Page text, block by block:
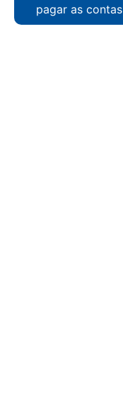
pagar as contas